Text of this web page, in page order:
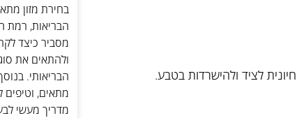
לציד ולהישרדות בטבע.
בחירת מזון
הבריאות, רמת
מסביר כיצד
ולהתאים את
הבריאותי.
מתאים,
מדריך מעשי